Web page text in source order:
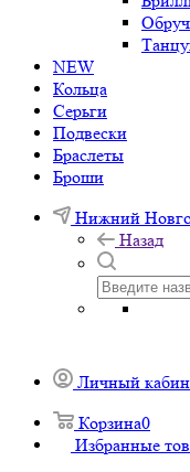
NEW
Кольца
Серьги
Подвески
Браслеты
Броши
Нижний
Назад
Личный
Корзина0
Избранные